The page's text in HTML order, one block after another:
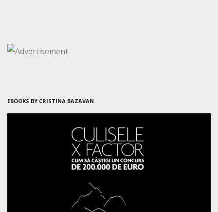
EBOOKS BY CRISTINA BAZAVAN